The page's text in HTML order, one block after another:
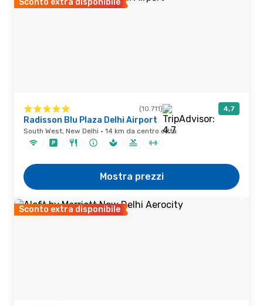
Sconto extra disponibile
(10.711) 4,7
Radisson Blu Plaza Delhi Airport
South West, New Delhi · 14 km da centro città
Mostra prezzi
Sconto extra disponibile